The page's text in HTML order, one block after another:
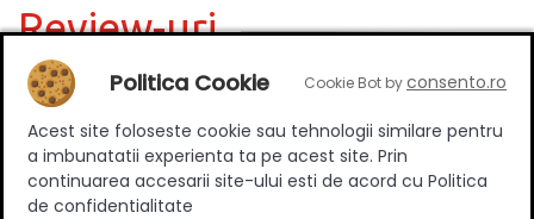
Review-uri
Deții sau ai utilizat produsul?
Spune-ți părerea acordând o nota produsului
Politica Cookie Cookie Bot byconsento.ro
Acest site foloseste cookie sau tehnologii similare pentru
a imbunatatii experienta ta pe acest site. Prin
continuarea accesarii site-ului esti de acord cu Politica
de confidentialitate